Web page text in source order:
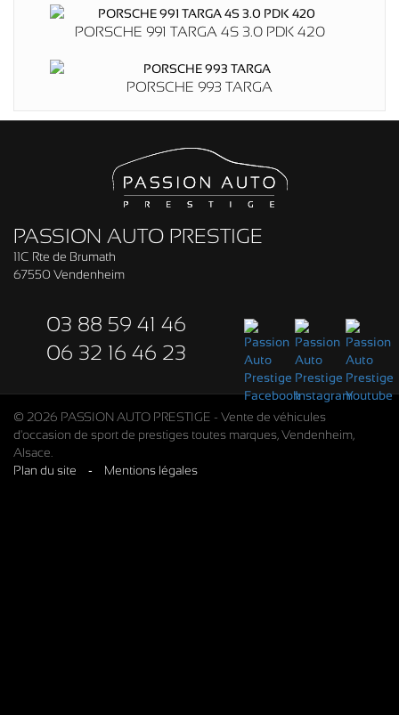
PORSCHE 991 TARGA 4S 3.0 PDK 420
PORSCHE 993 TARGA
PASSION AUTO PRESTIGE
11C Rte de Brumath
67550 Vendenheim
03 88 59 41 46
06 32 16 46 23
© 2026 PASSION AUTO PRESTIGE - Vente de véhicules
d'occasion de sport de prestiges toutes marques, Vendenheim,
Alsace.
Plan du site
- Mentions légales